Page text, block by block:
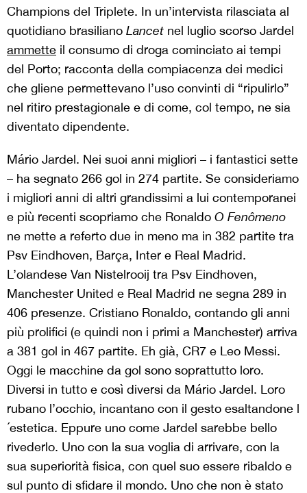
Champions del Triplete. In un’intervista rilasciata al
quotidiano brasiliano Lancet nel luglio scorso Jardel
ammette il consumo di droga cominciato ai tempi
del Porto; racconta della compiacenza dei medici
che gliene permettevano l’uso convinti di “ripulirlo”
nel ritiro prestagionale e di come, col tempo, ne sia
diventato dipendente.
Mário Jardel. Nei suoi anni migliori – i fantastici sette
– ha segnato 266 gol in 274 partite. Se consideriamo
i migliori anni di altri grandissimi a lui contemporanei
e più recenti scopriamo che Ronaldo O Fenômeno
ne mette a referto due in meno ma in 382 partite tra
Psv Eindhoven, Barça, Inter e Real Madrid.
L’olandese Van Nistelrooij tra Psv Eindhoven,
Manchester United e Real Madrid ne segna 289 in
406 presenze. Cristiano Ronaldo, contando gli anni
più prolifici (e quindi non i primi a Manchester) arriva
a 381 gol in 467 partite. Eh già, CR7 e Leo Messi.
Oggi le macchine da gol sono soprattutto loro.
Diversi in tutto e così diversi da Mário Jardel. Loro
rubano l’occhio, incantano con il gesto esaltandone l
´estetica. Eppure uno come Jardel sarebbe bello
rivederlo. Uno con la sua voglia di arrivare, con la
sua superiorità fisica, con quel suo essere ribaldo e
sul punto di sfidare il mondo. Uno che non è stato